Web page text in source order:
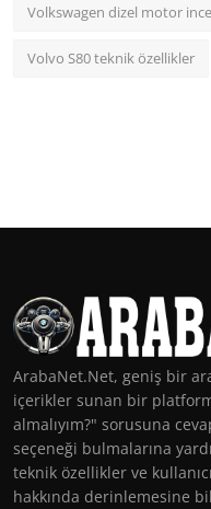
Volkswagen dizel motor
Volvo S80 teknik özellikler
ArabaNet.Net, geniş bir
içerikler sunan bir
almalıyım?" sorusuna
seçeneği bulmalarına
teknik özellikler ve
hakkında derinlemesine